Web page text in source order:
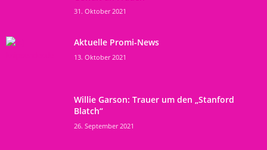
31. Oktober 2021
Aktuelle Promi-News
13. Oktober 2021
Willie Garson: Trauer um den „Stanford
Blatch“
26. September 2021